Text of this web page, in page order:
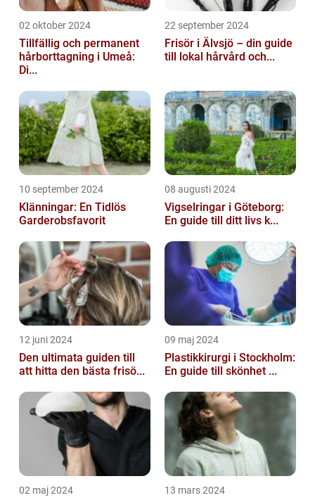
02 oktober 2024
Tillfällig och permanent
hårborttagning i Umeå:
Di...
22 september 2024
Frisör i Älvsjö – din guide
till lokal hårvård och...
10 september 2024
Klänningar: En Tidlös
Garderobsfavorit
08 augusti 2024
Vigselringar i Göteborg:
En guide till ditt livs k...
12 juni 2024
Den ultimata guiden till
att hitta den bästa frisö...
09 maj 2024
Plastikkirurgi i Stockholm:
En guide till skönhet ...
02 maj 2024 13 mars 2024